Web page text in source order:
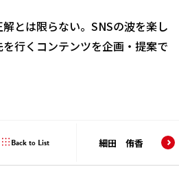
とは限らない。SNSの波を楽し
行くコンテンツを企画・提案で
Back to List 細田 侑香